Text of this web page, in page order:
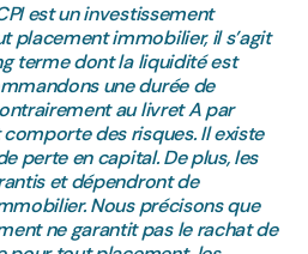
est un investissement
placement immobilier, il s’agit
terme dont la liquidité est
une durée de
au livret A par
des risques. Il existe
perte en capital. De plus, les
et dépendront de
Nous précisons que
ne garantit pas le rachat de